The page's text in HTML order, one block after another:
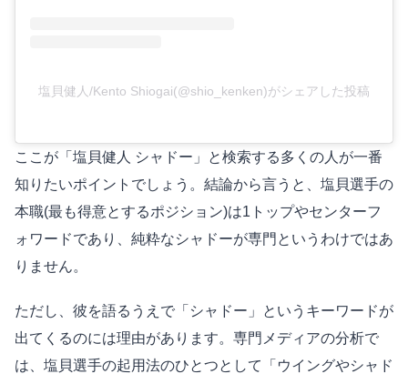
塩貝健人/Kento Shiogai(@shio_kenken)がシェアした投稿
ここが「塩貝健人 シャドー」と検索する多くの人が一番
知りたいポイントでしょう。結論から言うと、塩貝選手の
本職(最も得意とするポジション)は1トップやセンターフ
ォワードであり、純粋なシャドーが専門というわけではあ
りません。
ただし、彼を語るうえで「シャドー」というキーワードが
出てくるのには理由があります。専門メディアの分析で
は、塩貝選手の起用法のひとつとして「ウイングやシャド